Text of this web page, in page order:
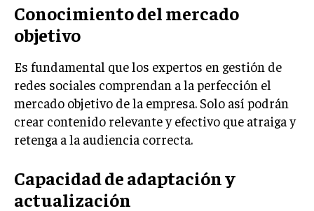
TALENTOS
TALENTO
COMPENSACIÓN Y BENEFICIOS
RECLUTAMIENTO Y SELECCIÓN
DESARROLLO DE PERSONAL
CULTURA Y CLIMA ORGANIZACIONAL
Conocimiento del mercado
objetivo
Es fundamental que los expertos en gestión de
redes sociales comprendan a la perfección el
mercado objetivo de la empresa. Solo así podrán
crear contenido relevante y efectivo que atraiga y
retenga a la audiencia correcta.
Capacidad de adaptación y
actualización